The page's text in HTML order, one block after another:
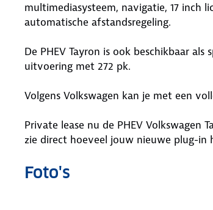
multimediasysteem, navigatie, 17 inch
automatische afstandsregeling.
De PHEV Tayron is ook beschikbaar
uitvoering met 272 pk.
Volgens Volkswagen kan je met een
Private lease nu de PHEV Volkswagen
zie direct hoeveel jouw nieuwe plug-in
Foto's